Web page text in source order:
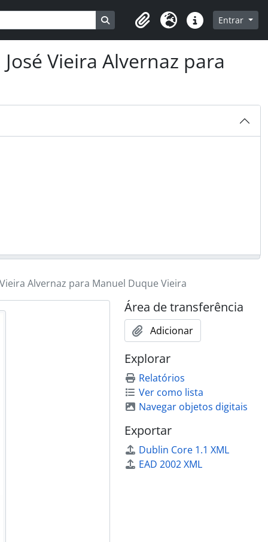
Busque na página de navegação
Clipboard
Idioma Ligações rápidas
Entrar
Vieira Alvernaz para
Alvernaz para Manuel Duque Vieira
Área de transferência
Adicionar
Explorar
Relatórios
Ver como lista
Navegar objetos digitais
Exportar
Dublin Core 1.1 XML
EAD 2002 XML